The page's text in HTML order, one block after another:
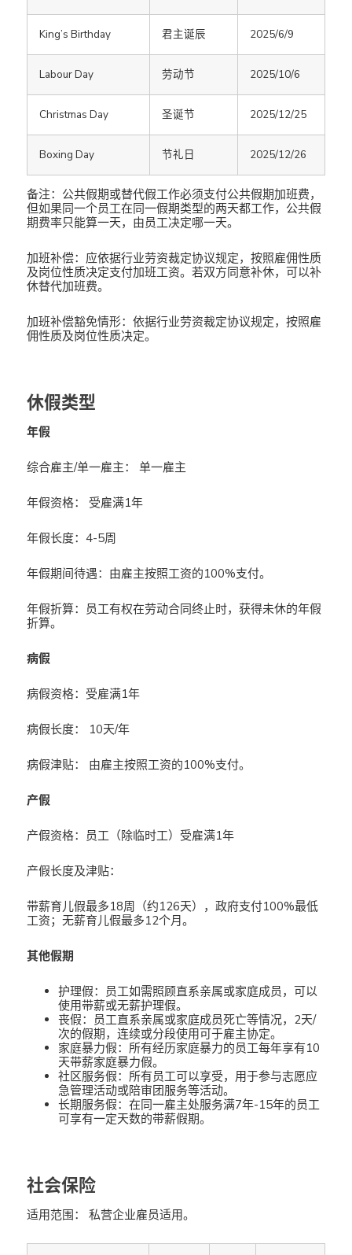
King’s Birthday 君主诞辰 2025/6/9
Labour Day 劳动节 2025/10/6
Christmas Day 圣诞节 2025/12/25
Boxing Day 节礼日 2025/12/26
备注：公共假期或替代假工作必须支付公共假期加班费，
但如果同一个员工在同一假期类型的两天都工作，公共假
期费率只能算一天，由员工决定哪一天。
加班补偿：应依据行业劳资裁定协议规定，按照雇佣性质
及岗位性质决定支付加班工资。若双方同意补休，可以补
休替代加班费。
加班补偿豁免情形：依据行业劳资裁定协议规定，按照雇
佣性质及岗位性质决定。
休假类型
年假
综合雇主/单一雇主： 单一雇主
年假资格： 受雇满1年
年假长度：4-5周
年假期间待遇：由雇主按照工资的100%支付。
年假折算：员工有权在劳动合同终止时，获得未休的年假
折算。
病假
病假资格：受雇满1年
病假长度： 10天/年
病假津贴： 由雇主按照工资的100%支付。
产假
产假资格：员工（除临时工）受雇满1年
产假长度及津贴：
带薪育儿假最多18周（约126天），政府支付100%最低
工资；无薪育儿假最多12个月。
其他假期
护理假：员工如需照顾直系亲属或家庭成员，可以
使用带薪或无薪护理假。
丧假：员工直系亲属或家庭成员死亡等情况，2天/
次的假期，连续或分段使用可于雇主协定。
家庭暴力假：所有经历家庭暴力的员工每年享有10
天带薪家庭暴力假。
社区服务假：所有员工可以享受，用于参与志愿应
急管理活动或陪审团服务等活动。
长期服务假：在同一雇主处服务满7年-15年的员工
可享有一定天数的带薪假期。
社会保险
适用范围： 私营企业雇员适用。